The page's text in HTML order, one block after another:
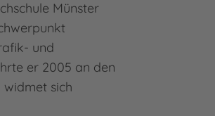
Münster
und
er 2005 an den
widmet sich